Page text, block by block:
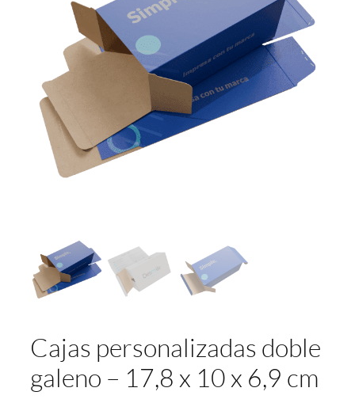
Cajas personalizadas doble
galeno – 17,8 x 10 x 6,9 cm